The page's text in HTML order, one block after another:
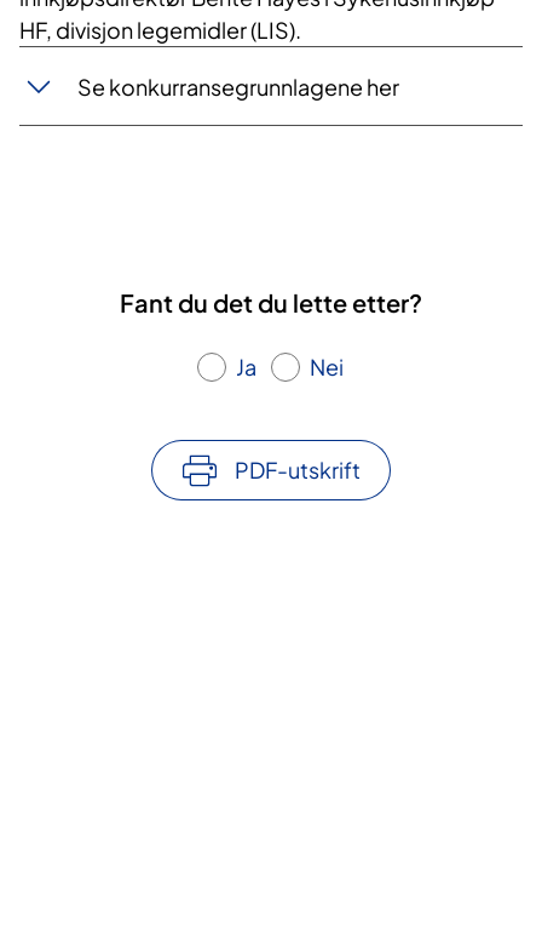
HF, divisjon legemidler (LIS).
Se konkurransegrunnlagene her
Fant du det du lette etter?
Ja Nei
PDF-utskrift